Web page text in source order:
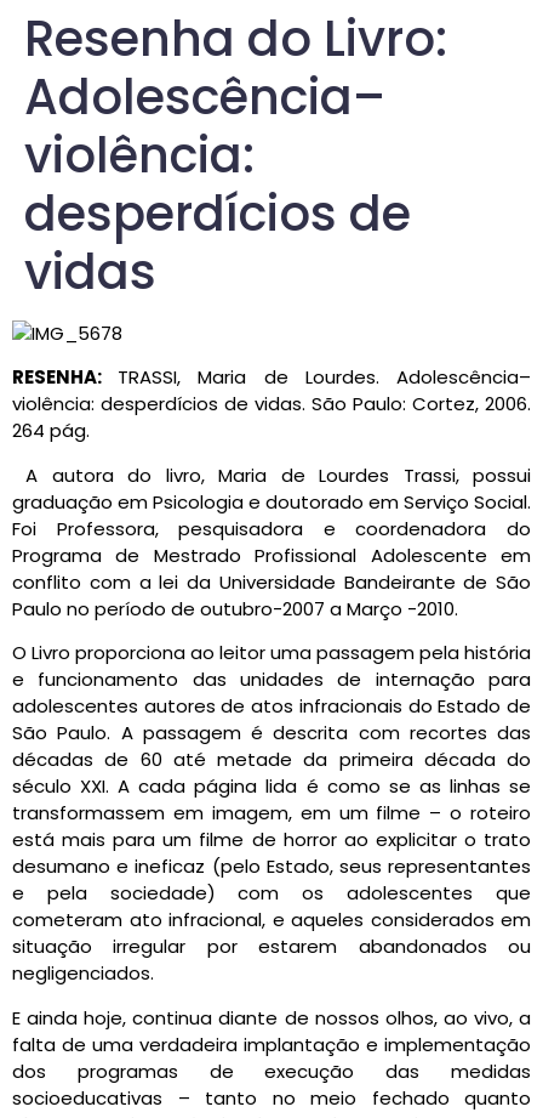
Resenha do Livro:
Adolescência–
violência:
desperdícios de
vidas
RESENHA: TRASSI, Maria de Lourdes. Adolescência–
violência: desperdícios de vidas. São Paulo: Cortez, 2006.
264 pág.
A autora do livro, Maria de Lourdes Trassi, possui
graduação em Psicologia e doutorado em Serviço Social.
Foi Professora, pesquisadora e coordenadora do
Programa de Mestrado Profissional Adolescente em
conflito com a lei da Universidade Bandeirante de São
Paulo no período de outubro-2007 a Março -2010.
O Livro proporciona ao leitor uma passagem pela história
e funcionamento das unidades de internação para
adolescentes autores de atos infracionais do Estado de
São Paulo. A passagem é descrita com recortes das
décadas de 60 até metade da primeira década do
século XXI. A cada página lida é como se as linhas se
transformassem em imagem, em um filme – o roteiro
está mais para um filme de horror ao explicitar o trato
desumano e ineficaz (pelo Estado, seus representantes
e pela sociedade) com os adolescentes que
cometeram ato infracional, e aqueles considerados em
situação irregular por estarem abandonados ou
negligenciados.
E ainda hoje, continua diante de nossos olhos, ao vivo, a
falta de uma verdadeira implantação e implementação
dos programas de execução das medidas
socioeducativas – tanto no meio fechado quanto